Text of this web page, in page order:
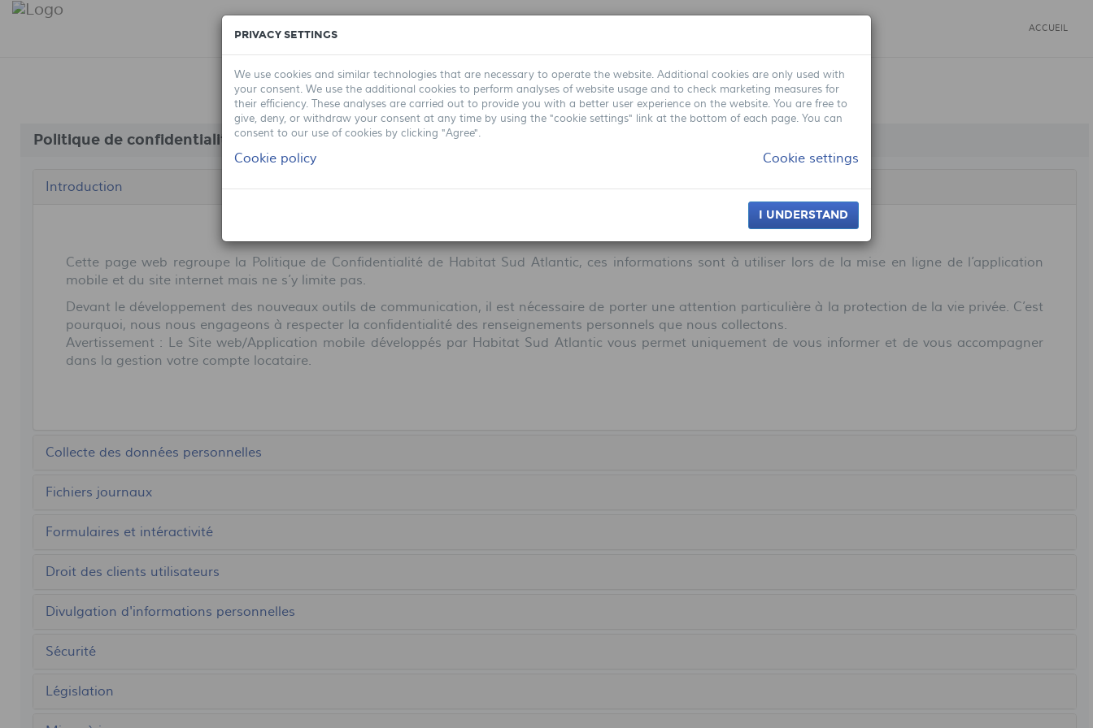
PRIVACY SETTINGS
We use cookies and similar technologies that are necessary to operate the website. Additional cookies are only used with
your consent. We use the additional cookies to perform analyses of website usage and to check marketing measures for
their efficiency. These analyses are carried out to provide you with a better user experience on the website. You are free to
give, deny, or withdraw your consent at any time by using the "cookie settings" link at the bottom of each page. You can
consent to our use of cookies by clicking "Agree".
Cookie policy Cookie settings
I UNDERSTAND
ACCUEIL
Politique de confidentialité
Introduction
Cette page web regroupe la Politique de Confidentialité de Habitat Sud Atlantic, ces informations sont à utiliser lors de la mise en ligne de l’application
mobile et du site internet mais ne s’y limite pas.
Devant le développement des nouveaux outils de communication, il est nécessaire de porter une attention particulière à la protection de la vie privée. C’est
pourquoi, nous nous engageons à respecter la confidentialité des renseignements personnels que nous collectons.
Avertissement : Le Site web/Application mobile développés par Habitat Sud Atlantic vous permet uniquement de vous informer et de vous accompagner
dans la gestion votre compte locataire.
Collecte des données personnelles
Fichiers journaux
Formulaires et intéractivité
Droit des clients utilisateurs
Divulgation d'informations personnelles
Sécurité
Législation